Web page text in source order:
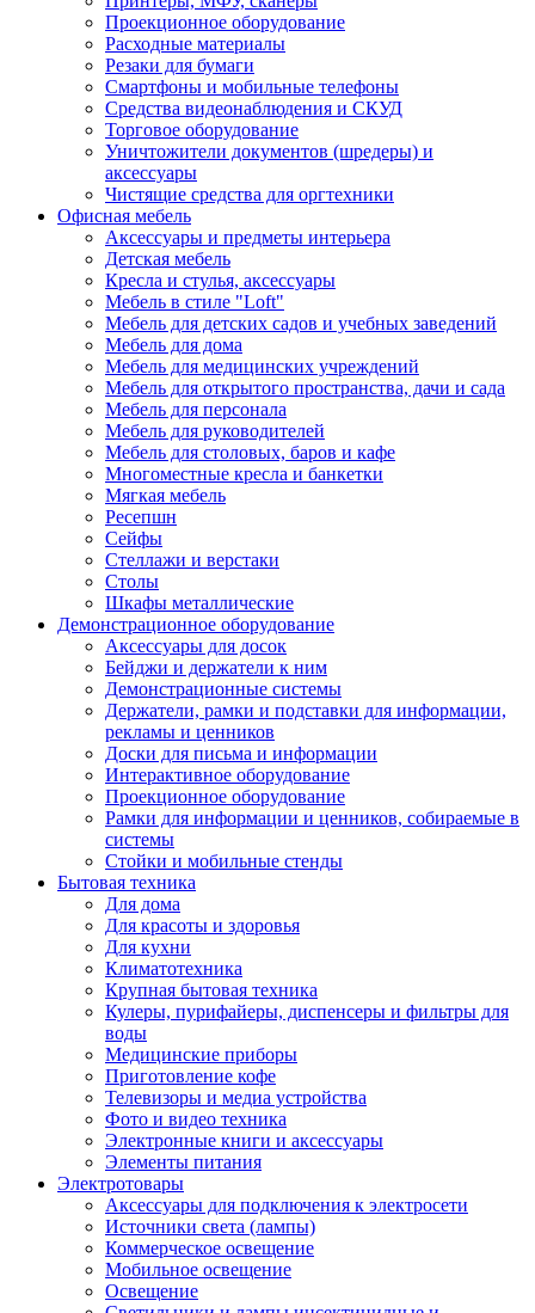
Проекционное оборудование
Расходные материалы
Резаки для бумаги
Смартфоны и мобильные телефоны
Средства видеонаблюдения и СКУД
Торговое оборудование
Уничтожители документов (шредеры) и
аксессуары
Чистящие средства для оргтехники
Офисная мебель
Аксессуары и предметы интерьера
Детская мебель
Кресла и стулья, аксессуары
Мебель в стиле "Loft"
Мебель для детских садов и учебных заведений
Мебель для дома
Мебель для медицинских учреждений
Мебель для открытого пространства, дачи и сада
Мебель для персонала
Мебель для руководителей
Мебель для столовых, баров и кафе
Многоместные кресла и банкетки
Мягкая мебель
Ресепшн
Сейфы
Стеллажи и верстаки
Столы
Шкафы металлические
Демонстрационное оборудование
Аксессуары для досок
Бейджи и держатели к ним
Демонстрационные системы
Держатели, рамки и подставки для информации,
рекламы и ценников
Доски для письма и информации
Интерактивное оборудование
Проекционное оборудование
Рамки для информации и ценников, собираемые в
системы
Стойки и мобильные стенды
Бытовая техника
Для дома
Для красоты и здоровья
Для кухни
Климатотехника
Крупная бытовая техника
Кулеры, пурифайеры, диспенсеры и фильтры для
воды
Медицинские приборы
Приготовление кофе
Телевизоры и медиа устройства
Фото и видео техника
Электронные книги и аксессуары
Элементы питания
Электротовары
Аксессуары для подключения к электросети
Источники света (лампы)
Коммерческое освещение
Мобильное освещение
Освещение